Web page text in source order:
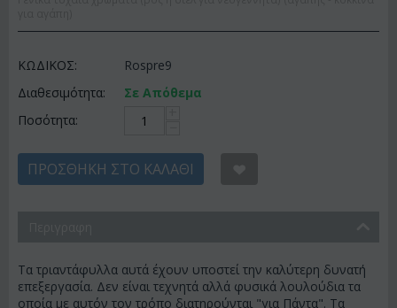
ΚΩΔΙΚΟΣ:
Rospre9
Διαθεσιμότητα:
Σε Απόθεμα
Ποσότητα:
ΠΡΟΣΘΉΚΗ ΣΤΟ ΚΑΛΆΘΙ
Τα τριαντάφυλλα αυτά έχουν υποστεί την καλύτερη δυνατή
επεξεργασία. Δεν είναι τεχνητά αλλά φυσικά λουλούδια τα
οποία με αυτόν τον τρόπο διατηρούνται "για Πάντα". Τα